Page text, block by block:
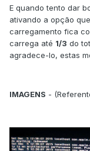
E quando tento dar
ativando a opção
carregamento fica
carrega até 1/3 do
agradece-lo, estas
IMAGENS -